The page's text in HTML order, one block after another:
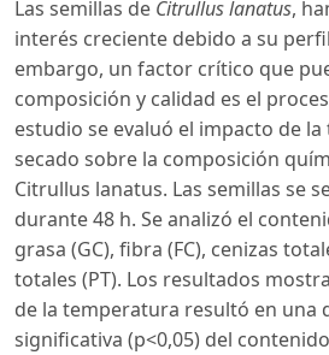
Las semillas de Citrullus lanatus,
interés creciente debido a su
embargo, un factor crítico que
composición y calidad es el
estudio se evaluó el impacto de
secado sobre la composición
Citrullus lanatus. Las semillas se
durante 48 h. Se analizó el
grasa (GC), fibra (FC), cenizas
totales (PT). Los resultados
de la temperatura resultó en una
significativa (p<0,05) del contenido